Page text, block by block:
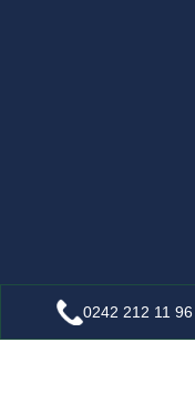
0242 212 11 96